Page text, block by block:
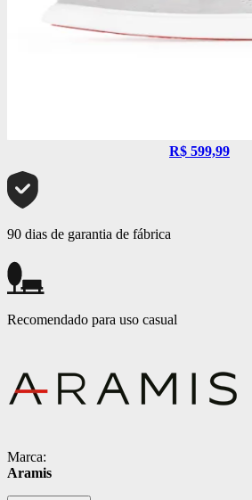
R$ 599,99
90 dias de garantia de fábrica
Recomendado para uso casual
Marca:
Aramis